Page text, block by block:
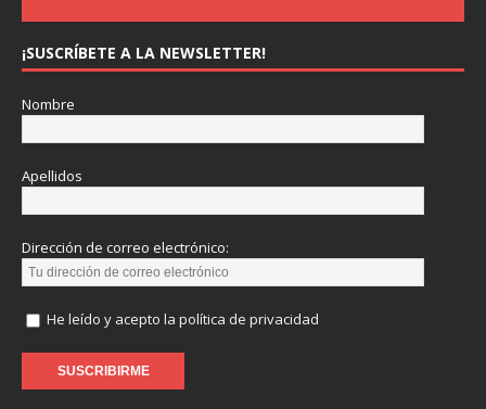
¡SUSCRÍBETE A LA NEWSLETTER!
Nombre
Apellidos
Dirección de correo electrónico:
He leído y acepto la política de privacidad